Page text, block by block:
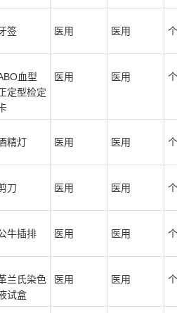
签 医用 医用 个
血型
定型检定
医用 医用 个
精灯 医用 医用 个
刀 医用 医用 个
牛插排 医用 医用 个
兰氏染色
试盒
医用 医用 个